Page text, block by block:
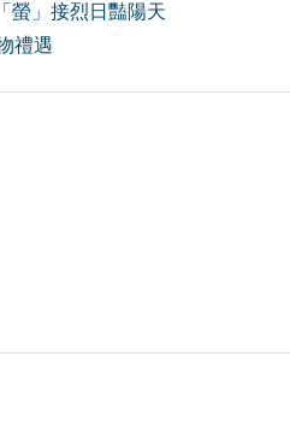
螢」接烈日豔陽天
禮遇